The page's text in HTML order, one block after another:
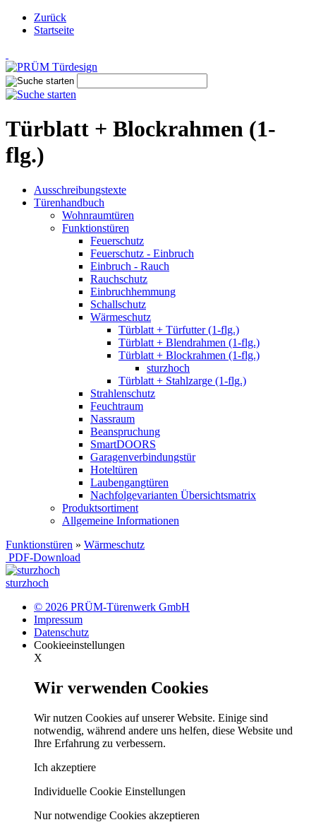
Zurück
Startseite
Türblatt + Blockrahmen (1-
flg.)
Ausschreibungstexte
Türenhandbuch
Wohnraumtüren
Funktionstüren
Feuerschutz
Feuerschutz - Einbruch
Einbruch - Rauch
Rauchschutz
Einbruchhemmung
Schallschutz
Wärmeschutz
Türblatt + Türfutter (1-flg.)
Türblatt + Blendrahmen (1-flg.)
Türblatt + Blockrahmen (1-flg.)
sturzhoch
Türblatt + Stahlzarge (1-flg.)
Strahlenschutz
Feuchtraum
Nassraum
Beanspruchung
SmartDOORS
Garagenverbindungstür
Hoteltüren
Laubengangtüren
Nachfolgevarianten Übersichtsmatrix
Produktsortiment
Allgemeine Informationen
Funktionstüren » Wärmeschutz
PDF-Download
sturzhoch
© 2026 PRÜM-Türenwerk GmbH
Impressum
Datenschutz
Cookieeinstellungen
X
Wir verwenden Cookies
Wir nutzen Cookies auf unserer Website. Einige sind
notwendig, während andere uns helfen, diese Website und
Ihre Erfahrung zu verbessern.
Ich akzeptiere
Individuelle Cookie Einstellungen
Nur notwendige Cookies akzeptieren